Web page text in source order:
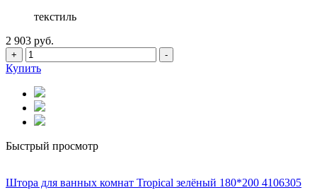
текстиль
2 903 руб.
+ -
Купить
Быстрый просмотр
Штора для ванных комнат Tropical зелёный 180*200 4106305